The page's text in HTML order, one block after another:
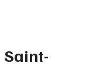
Saint-